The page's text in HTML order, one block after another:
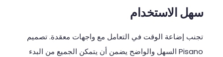
سهل الاستخدام
تجنب إضاعة الوقت في التعامل مع واجهات معقدة.تصميم
Pisano السهل والواضح يضمن أن يتمكن الجميع من البدء